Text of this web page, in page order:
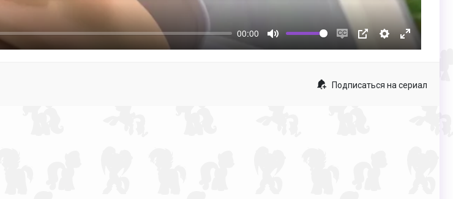
00:00
EnablePIP
Подписаться на сериал